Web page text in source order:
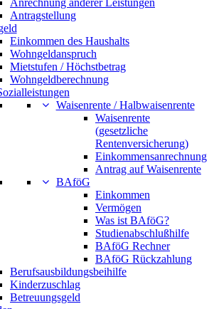
Anrechnung anderer Leistungen
Antragstellung
Einkommen des Haushalts
Wohngeldanspruch
Mietstufen / Höchstbetrag
Wohngeldberechnung
Waisenrente / Halbwaisenrente
Waisenrente
(gesetzliche
Rentenversicherung)
Einkommensanrechnung
Antrag auf Waisenrente
BAföG
Einkommen
Vermögen
Was ist BAföG?
Studienabschlußhilfe
BAföG Rechner
BAföG Rückzahlung
Berufsausbildungsbeihilfe
Kinderzuschlag
Betreuungsgeld